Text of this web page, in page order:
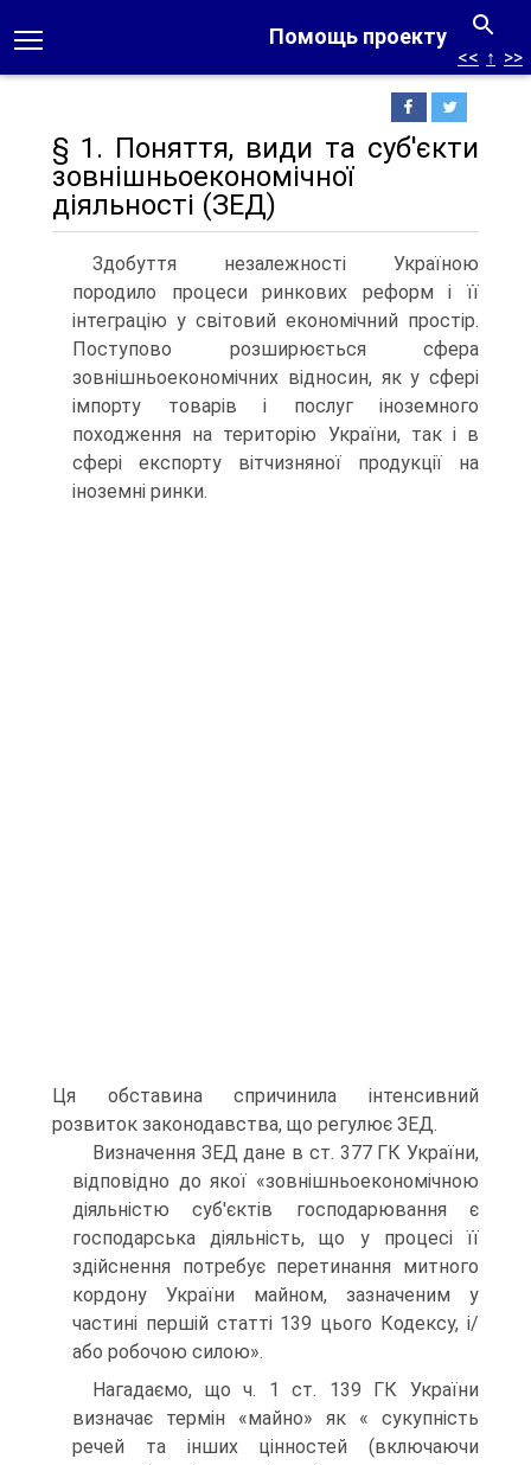
Помощь проекту
<< ↑ >>
§ 1. Поняття, види та суб'єкти
зовнішньоекономічної
діяльності (ЗЕД)
Здобуття незалежності Україною
породило процеси ринкових реформ і її
інтеграцію у світовий економічний простір.
Поступово розширюється сфера
зовнішньоекономічних відносин, як у сфері
імпорту товарів і послуг іноземного
походження на територію Укра­їни, так і в
сфері експорту вітчизняної продукції на
іноземні ринки.
Ця обставина спричинила інтенсивний
розвиток законодавства, що регулює ЗЕД.
Визначення ЗЕД дане в ст. 377 ГК України,
відповідно до якої «зовнішньоекономічною
діяльністю суб'єктів господарювання є
господарська діяльність, що у процесі її
здійснення потребує пере­тинання митного
кордону України майном, зазначеним у
частині першій статті 139 цього Кодексу, і/
або робочою силою».
Нагадаємо, що ч. 1 ст. 139 ГК України
визначає термін «майно» як « сукупність
речей та інших цінностей (включаючи